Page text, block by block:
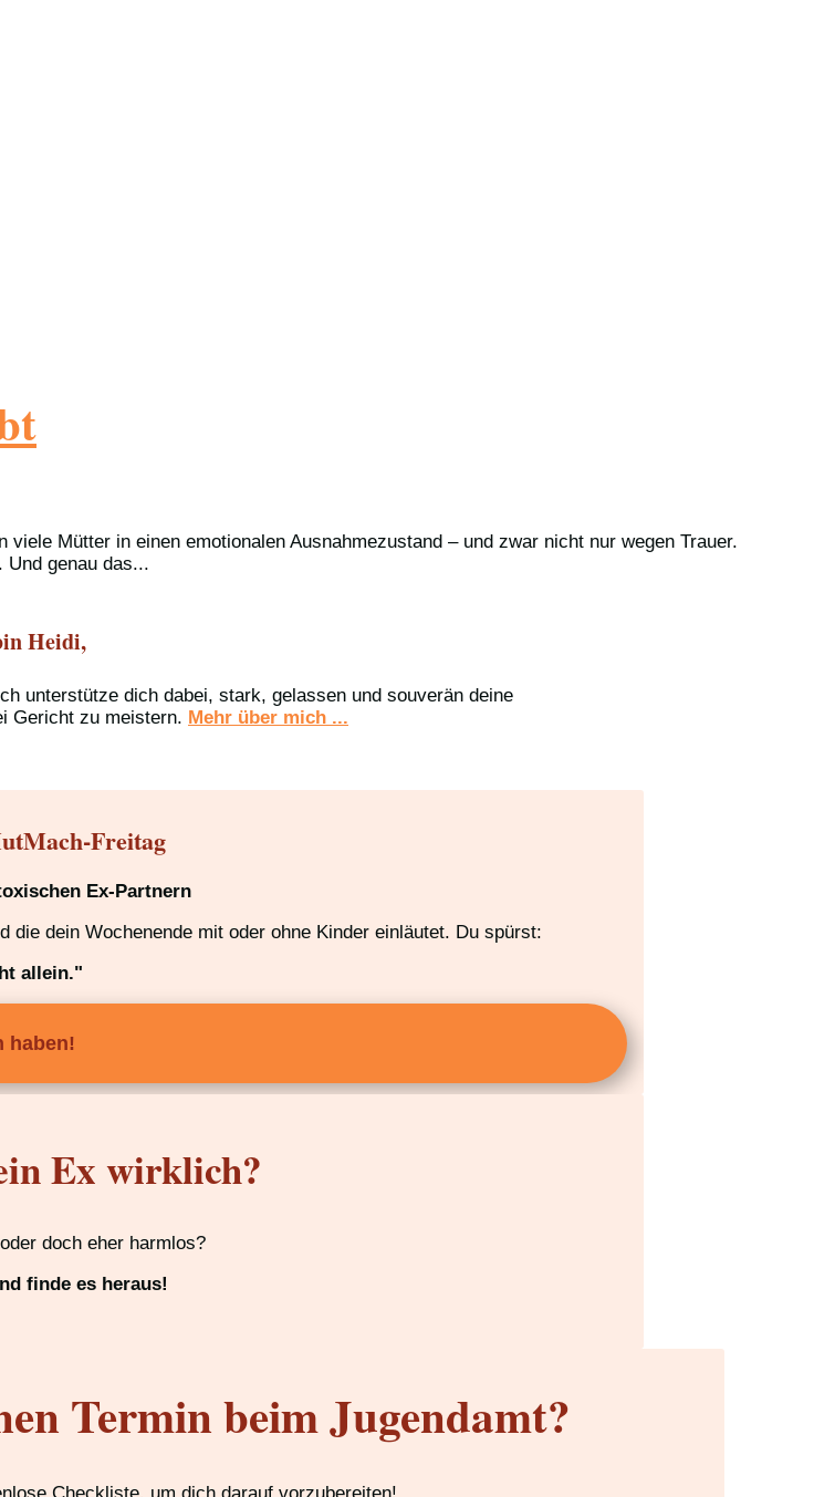
Mütter in einen emotionalen Ausnahmezustand – und zwar nicht nur wegen Trauer.
genau das...
Heidi,
unterstütze dich dabei, stark, gelassen und souverän deine
Gericht zu meistern. Mehr über mich ...
Freitag
Ex-Partnern
dein Wochenende mit oder ohne Kinder einläutet. Du spürst:
allein."
haben!
Ex wirklich?
doch eher harmlos?
finde es heraus!
Termin beim Jugendamt?